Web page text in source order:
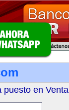
puesto en Venta